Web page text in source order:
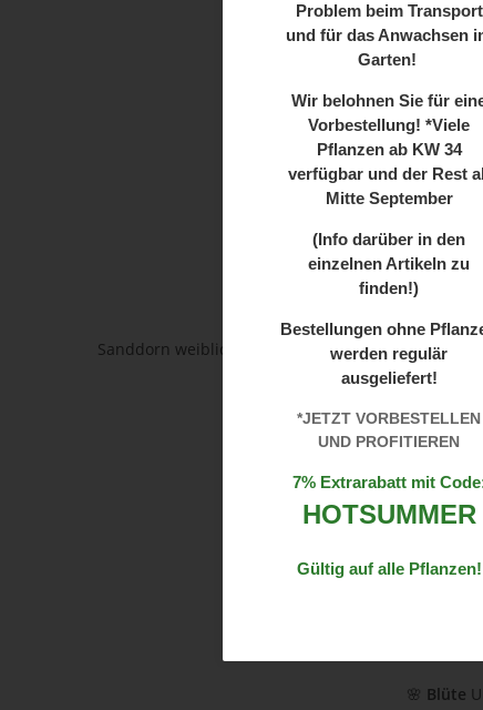
Problem beim Transport
und für das Anwachsen
Garten!
Wir belohnen Sie für
Vorbestellung! *Viele
Pflanzen ab KW 34
verfügbar und der Rest
Mitte September
(Info darüber in den
einzelnen Artikeln zu
finden!)
Bestellungen ohne
werden regulär
ausgeliefert!
*JETZT VORBESTELLEN
UND PROFITIEREN
7% Extrarabatt mit
HOTSUMMER
Gültig auf alle Pflanzen!
GTIN:
Kategorie:
Herkunft:
🌱Name
weibliche
☀️
🏡
Solitär ·
📏
➜ Höhe:
🌸 Blüte